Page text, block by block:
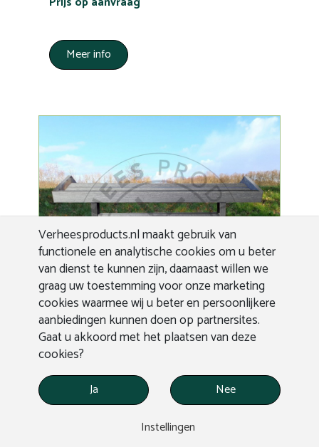
Verheesproducts.nl maakt gebruik van
functionele en analytische cookies om u beter
van dienst te kunnen zijn, daarnaast willen we
graag uw toestemming voor onze marketing
cookies waarmee wij u beter en persoonlijkere
aanbiedingen kunnen doen op partnersites.
Gaat u akkoord met het plaatsen van deze
cookies?
Ja
Nee
Instellingen
Meer info
Kunststof Insectenhotel
Kunststof insectenhotel van 1800x2500 mm